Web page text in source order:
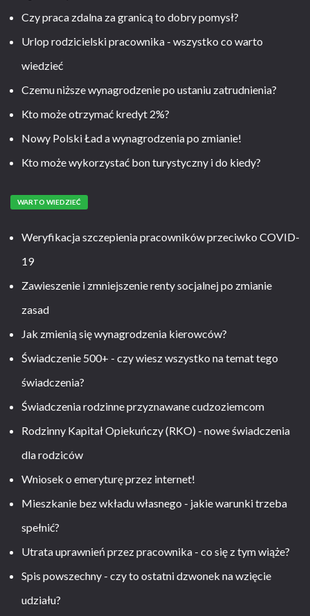
Czy praca zdalna za granicą to dobry pomysł?
Urlop rodzicielski pracownika - wszystko co warto
wiedzieć
Czemu niższe wynagrodzenie po ustaniu zatrudnienia?
Kto może otrzymać kredyt 2%?
Nowy Polski Ład a wynagrodzenia po zmianie!
Kto może wykorzystać bon turystyczny i do kiedy?
WARTO WIEDZIEĆ
Weryfikacja szczepienia pracowników przeciwko COVID-
19
Zawieszenie i zmniejszenie renty socjalnej po zmianie
zasad
Jak zmienią się wynagrodzenia kierowców?
Świadczenie 500+ - czy wiesz wszystko na temat tego
świadczenia?
Świadczenia rodzinne przyznawane cudzoziemcom
Rodzinny Kapitał Opiekuńczy (RKO) - nowe świadczenia
dla rodziców
Wniosek o emeryturę przez internet!
Mieszkanie bez wkładu własnego - jakie warunki trzeba
spełnić?
Utrata uprawnień przez pracownika - co się z tym wiąże?
Spis powszechny - czy to ostatni dzwonek na wzięcie
udziału?